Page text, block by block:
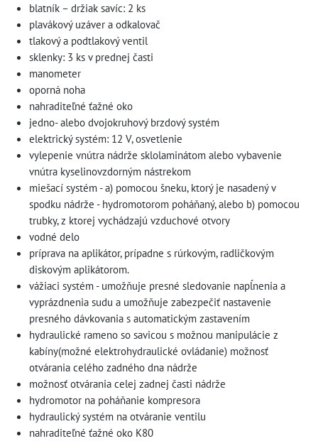
blatník – držiak savíc: 2 ks
plavákový uzáver a odkalovač
tlakový a podtlakový ventil
sklenky: 3 ks v prednej časti
manometer
oporná noha
nahraditeľné ťažné oko
jedno- alebo dvojokruhový brzdový systém
elektrický systém: 12 V, osvetlenie
vylepenie vnútra nádrže sklolaminátom alebo vybavenie
vnútra kyselinovzdorným nástrekom
miešací systém - a) pomocou šneku, ktorý je nasadený v
spodku nádrže - hydromotorom poháňaný, alebo b) pomocou
trubky, z ktorej vychádzajú vzduchové otvory
vodné delo
príprava na aplikátor, prípadne s rúrkovým, radličkovým
diskovým aplikátorom.
vážiaci systém - umožňuje presné sledovanie napĺnenia a
vyprázdnenia sudu a umožňuje zabezpečiť nastavenie
presného dávkovania s automatickým zastavením
hydraulické rameno so savicou s možnou manipulácie z
kabíny(možné elektrohydraulické ovládanie) možnosť
otvárania celého zadného dna nádrže
možnosť otvárania celej zadnej časti nádrže
hydromotor na poháňanie kompresora
hydraulický systém na otváranie ventilu
nahraditeľné ťažné oko K80